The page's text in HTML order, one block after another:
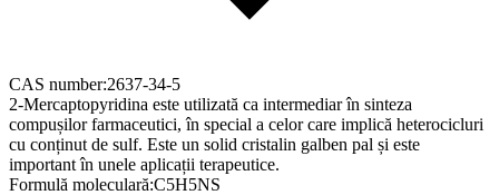
CAS number:2637-34-5
2-Mercaptopyridina este utilizată ca intermediar în sinteza
compușilor farmaceutici, în special a celor care implică heterocicluri
cu conținut de sulf. Este un solid cristalin galben pal și este
important în unele aplicații terapeutice.
Formulă moleculară:C5H5NS